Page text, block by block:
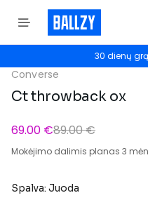
30 dienų
Converse
Ct throwback ox
69.00 €89.00 €
Mokėjimo dalimis planas 3
Spalva: Juoda